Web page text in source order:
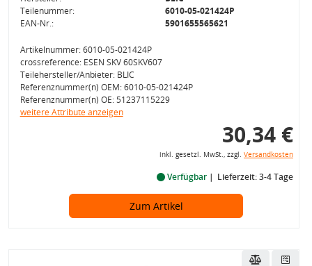
Teilenummer:
6010-05-021424P
EAN-Nr.:
5901655565621
Artikelnummer: 6010-05-021424P
crossreference: ESEN SKV 60SKV607
Teilehersteller/Anbieter: BLIC
Referenznummer(n) OEM: 6010-05-021424P
Referenznummer(n) OE: 51237115229
weitere Attribute anzeigen
30,34 €
inkl. gesetzl. MwSt., zzgl. Versandkosten
Verfügbar Lieferzeit: 3-4 Tage
Zum Artikel